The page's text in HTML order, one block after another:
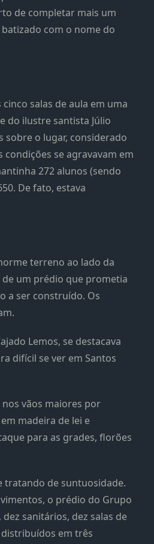
de completar mais um
com o nome do
salas de aula em uma
do ilustre santista Júlio
sobre o lugar, considerado
se agravavam em
272 alunos (sendo
De fato, estava
terreno ao lado da
de um prédio que prometia
a ser construído. Os
Lemos, se destacava
difícil se ver em Santos
vãos maiores por
madeira de lei e
para as grades, florões
tratando de suntuosidade.
o prédio do Grupo
sanitários, dez salas de
distribuídos em três